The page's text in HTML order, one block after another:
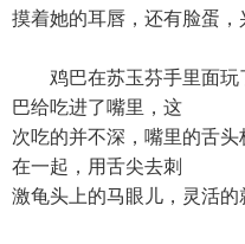
摸着她的耳唇，还有脸蛋，
鸡巴在苏玉芬手里面玩
巴给吃进了嘴里，这
次吃的并不深，嘴里的舌
在一起，用舌尖去刺
激龟头上的马眼儿，灵活的